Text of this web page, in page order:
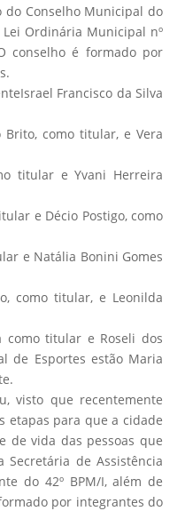
do Conselho Municipal do
Ordinária Municipal nº
conselho é formado por
Francisco da Silva
Brito, como titular, e Vera
titular e Yvani Herreira
e Décio Postigo, como
e Natália Bonini Gomes
como titular, e Leonilda
como titular e Roseli dos
de Esportes estão Maria
visto que recentemente
etapas para que a cidade
de vida das pessoas que
de Assistência
do 42º BPM/I, além de
por integrantes do